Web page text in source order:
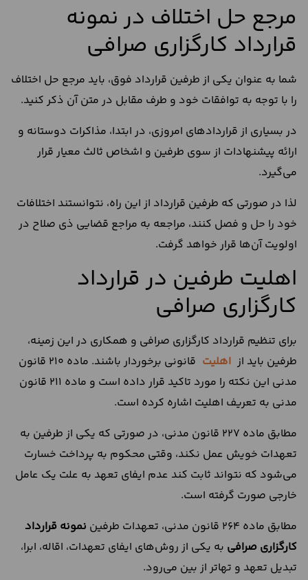
مرجع حل اختلاف در نمونه
قرارداد کارگزاری صرافی
شما به عنوان یکی از طرفین قرارداد فوق، باید مرجع حل اختلاف
را با توجه به توافقات خود و طرف مقابل در متن آن ذکر کنید.
در بسیاری از قراردادهای امروزی، در ابتدا، مذاکرات دوستانه و
ارائه پیشنهادات از سوی طرفین و اشخاص ثالث معیار قرار
می‌گیرد.
لذا در صورتی که طرفین قرارداد از این راه، نتوانستند اختلافات
خود را حل و فصل کنند، مراجعه به مراجع قضایی ذی صلاح در
اولویت آن‌ها قرار خواهد گرفت.
اهلیت طرفین در قرارداد
کارگزاری صرافی
برای تنظیم قرارداد کارگزاری صرافی و همکاری در این زمینه،
طرفین باید از اهلیت
قانونی برخوردار باشند. ماده 210 قانون
مدنی این نکته را مورد تاکید قرار داده است و ماده 211 قانون
مدنی به تعریف اهلیت اشاره کرده است.
مطابق ماده 227 قانون مدنی، در صورتی که یکی از طرفین به
تعهدات خویش عمل نکند، وقتی محکوم به پرداخت خسارت
می‌شود که نتواند ثابت کند عدم ایفای تعهد به علت یک عامل
خارجی صورت گرفته است.
مطابق ماده 264 قانون مدنی، تعهدات طرفین
نمونه قرارداد
کارگزاری صرافی به یکی از روش‌های ایفای تعهدات، اقاله، ابرا،
تبدیل تعهد و تهاتر از بین می‌رود.